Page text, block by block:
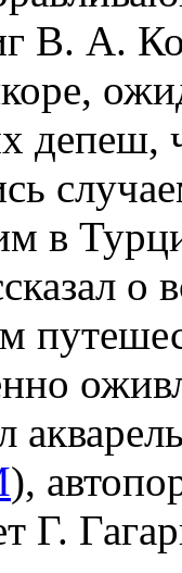
В. А.
депеш,
в
о
),
Г.